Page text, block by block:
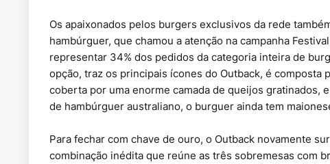
Os apaixonados pelos burgers exclusivos da rede
hambúrguer, que chamou a atenção na campanha
representar 34% dos pedidos da categoria inteira de
opção, traz os principais ícones do Outback, é
coberta por uma enorme camada de queijos gratinados,
de hambúrguer australiano, o burguer ainda tem
Para fechar com chave de ouro, o Outback novamente
combinação inédita que reúne as três sobremesas com